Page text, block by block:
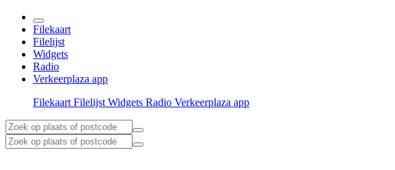
Filekaart
Filelijst
Widgets
Radio
Verkeerplaza app
Filekaart Filelijst Widgets Radio Verkeerplaza app